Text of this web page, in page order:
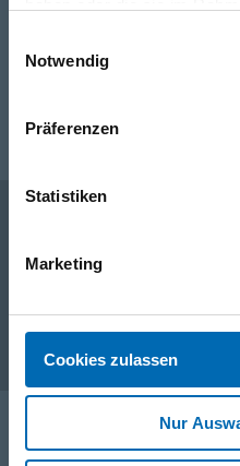
Notwendig
Präferenzen
Statistiken
Marketing
Cookies zulassen
Nur